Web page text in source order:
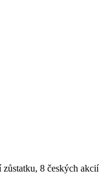
8 českých akcií